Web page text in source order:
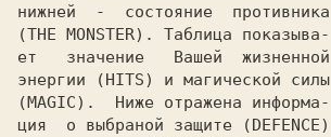
нижней  -  состояние  противника
(THE MONSTER). Таблица показыва-
ет   значение   Вашей  жизненной
энергии (HITS) и магической силы
(MAGIC).  Ниже отражена информа-
ция  о выбраной защите (DEFENCE)